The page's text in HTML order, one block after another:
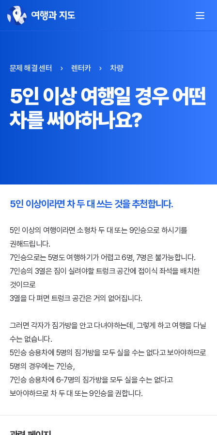
문제 해결 센터 렌터카 차량
5인 이상 여행일 경우 어떤
차를 써야하나요?
5인 이상이라면 차 두 대 쓰는 것을 추천합니다.
5인 이상의 여행이라면 소형차 두 대 또는 9인승으로 하시기를
권해드립니다.
7인승으로는 5명도 여행하기가 어렵고 6명, 7명은 불가능합니다.
7인승의 3열은 짐이 실려야할 트렁크 공간에 접이식 좌석을 배치한
것이므로
3열을 다 펴면 트렁크 공간은 거의 없어집니다.
그러면 각자가 짐가방을 안고 다녀야하는데, 그렇게 하고 여행을 다닐
수는 없습니다.
5인승 승용차에 5명의 짐가방을 모두 실을 수는 없다고 보아야하므로
5명의 경우에는 7인승,
7인승 승용차에 6-7명의 짐가방을 모두 실을 수는 없다고
보아야하므로 차 두 대 또는 9인승을 권합니다.